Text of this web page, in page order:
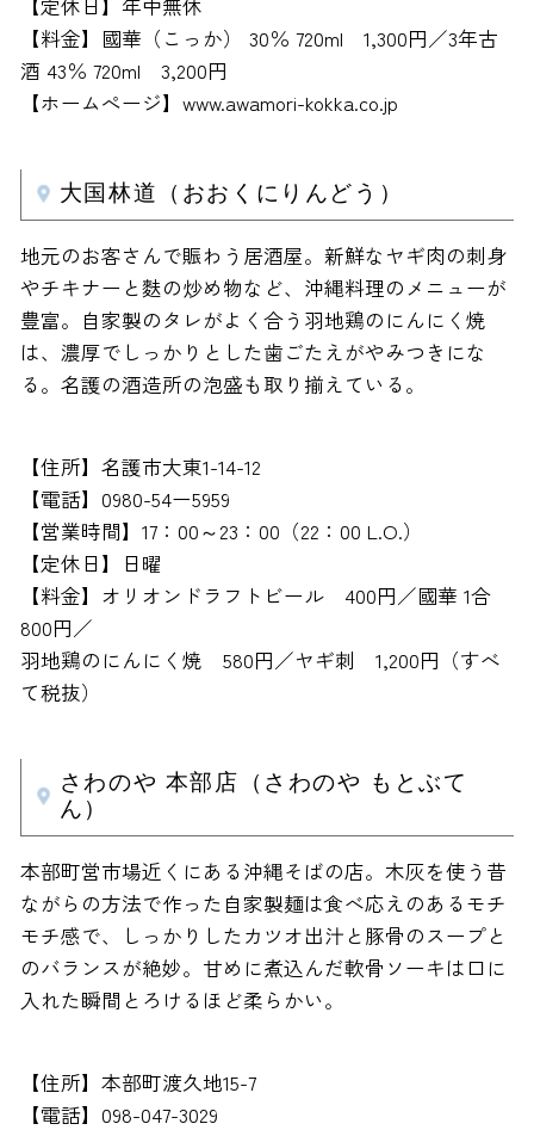
【定休日】年中無休
【料金】國華（こっか） 30％ 720ml 1,300円／3年古
酒 43％ 720ml 3,200円
【ホームぺージ】www.awamori-kokka.co.jp
大国林道（おおくにりんどう）
地元のお客さんで賑わう居酒屋。新鮮なヤギ肉の刺身
やチキナーと麩の炒め物など、沖縄料理のメニューが
豊富。自家製のタレがよく合う羽地鶏のにんにく焼
は、濃厚でしっかりとした歯ごたえがやみつきにな
る。名護の酒造所の泡盛も取り揃えている。
【住所】名護市大東1-14-12
【電話】0980-54ー5959
【営業時間】17：00～23：00（22：00 L.O.）
【定休日】日曜
【料金】オリオンドラフトビール 400円／國華 1合
800円／
羽地鶏のにんにく焼 580円／ヤギ刺 1,200円（すべ
て税抜）
さわのや 本部店（さわのや もとぶて
ん）
本部町営市場近くにある沖縄そばの店。木灰を使う昔
ながらの方法で作った自家製麺は食べ応えのあるモチ
モチ感で、しっかりしたカツオ出汁と豚骨のスープと
のバランスが絶妙。甘めに煮込んだ軟骨ソーキは口に
入れた瞬間とろけるほど柔らかい。
【住所】本部町渡久地15-7
【電話】098-047-3029